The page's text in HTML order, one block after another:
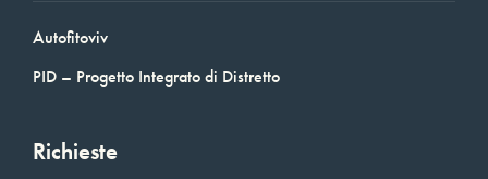
Autofitoviv
PID – Progetto Integrato di Distretto
Richieste